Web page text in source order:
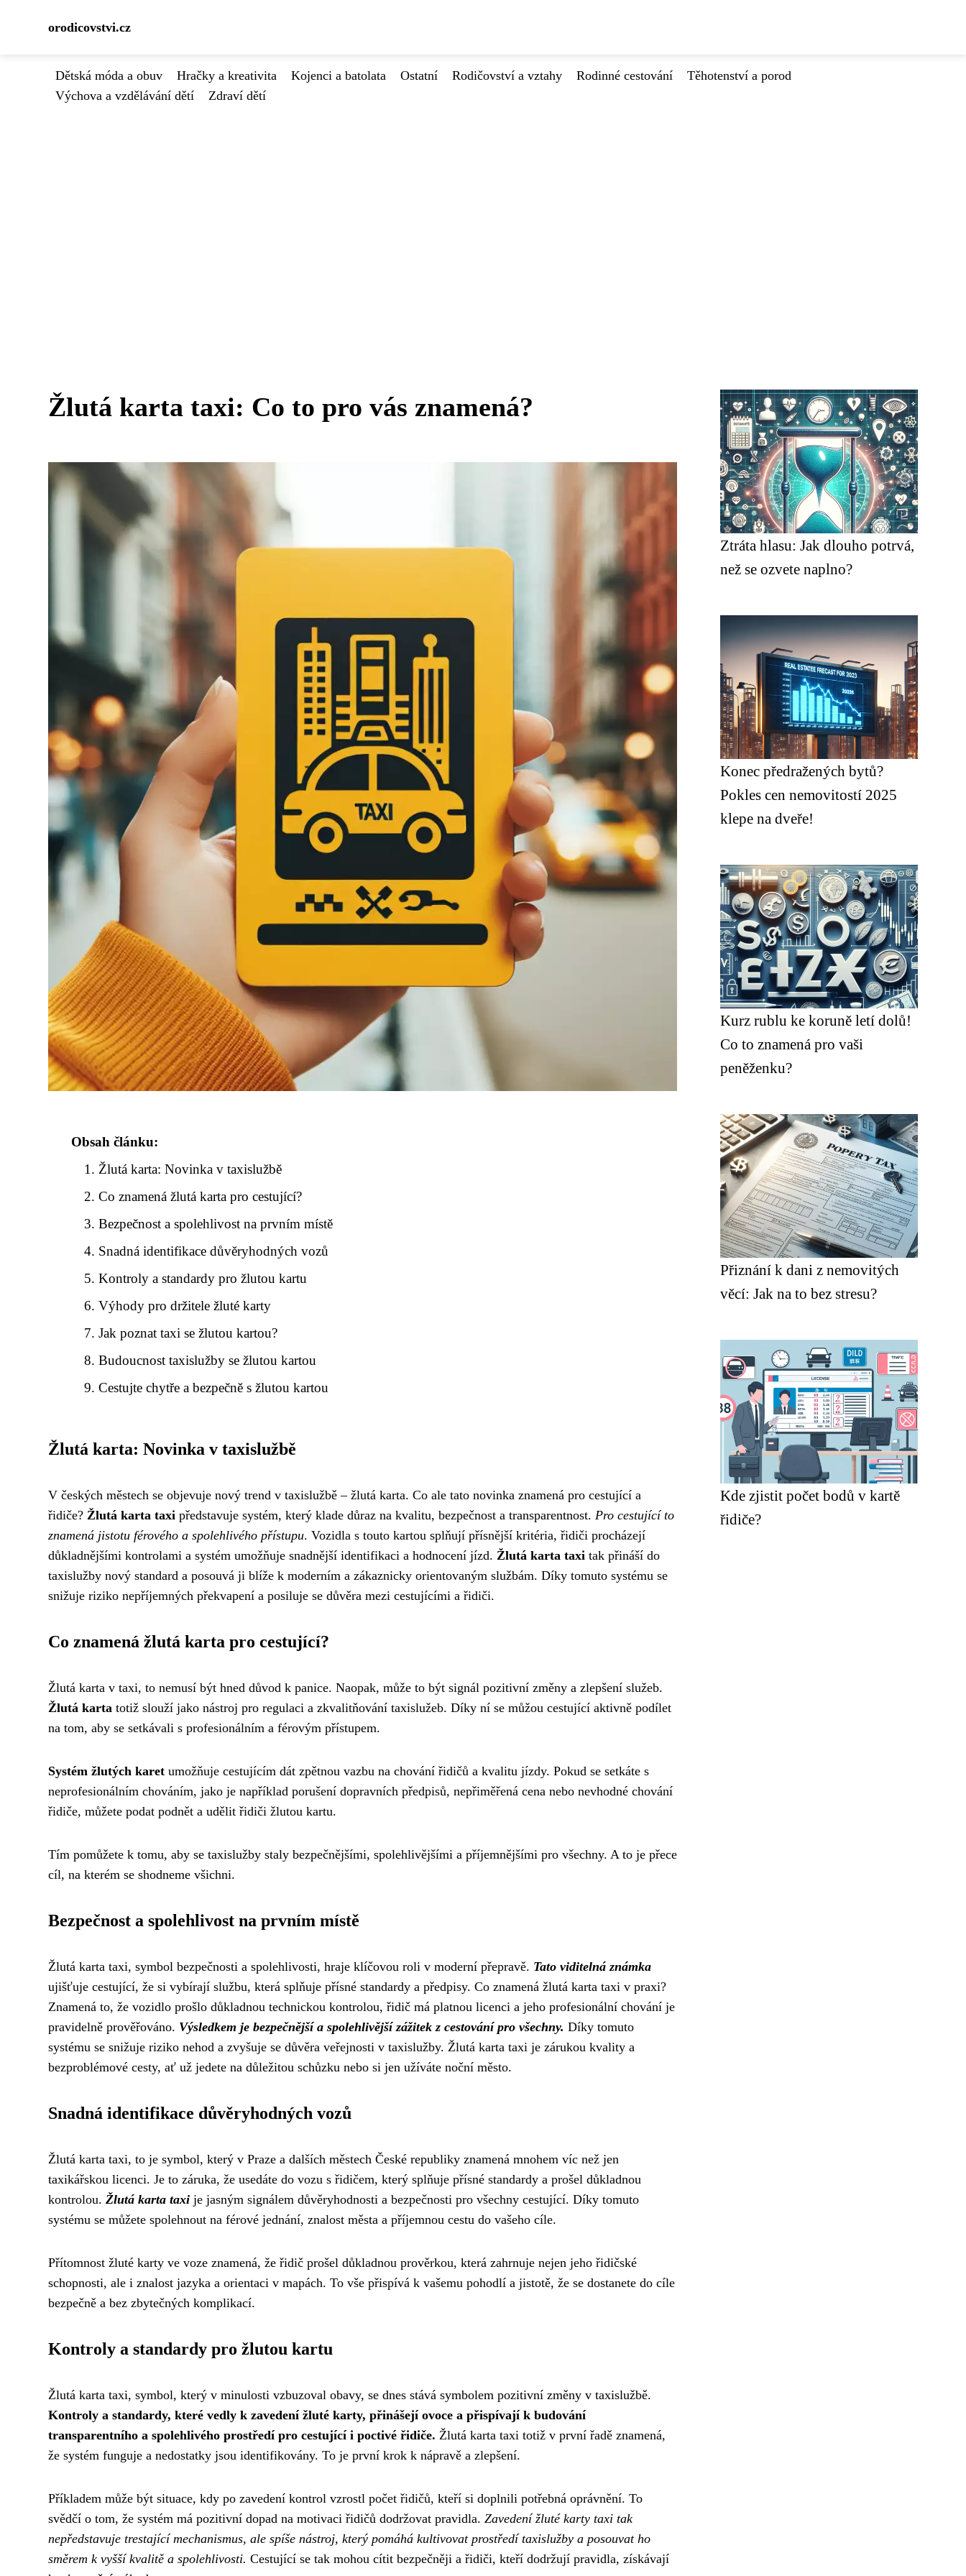
orodicovstvi.cz
Dětská móda a obuv Hračky a kreativita Kojenci a batolata Ostatní Rodičovství a vztahy Rodinné cestování
Těhotenství a porod
Výchova a vzdělávání dětí
Zdraví dětí
Žlutá karta taxi: Co to pro vás znamená?
Obsah článku:
Žlutá karta: Novinka v taxislužbě
Co znamená žlutá karta pro cestující?
Bezpečnost a spolehlivost na prvním místě
Snadná identifikace důvěryhodných vozů
Kontroly a standardy pro žlutou kartu
Výhody pro držitele žluté karty
Jak poznat taxi se žlutou kartou?
Budoucnost taxislužby se žlutou kartou
Cestujte chytře a bezpečně s žlutou kartou
Žlutá karta: Novinka v taxislužbě
V českých městech se objevuje nový trend v taxislužbě – žlutá karta. Co ale tato novinka znamená pro cestující a
řidiče? Žlutá karta taxi představuje systém, který klade důraz na kvalitu, bezpečnost a transparentnost. Pro cestující to
znamená jistotu férového a spolehlivého přístupu. Vozidla s touto kartou splňují přísnější kritéria, řidiči procházejí
důkladnějšími kontrolami a systém umožňuje snadnější identifikaci a hodnocení jízd. Žlutá karta taxi tak přináší do
taxislužby nový standard a posouvá ji blíže k moderním a zákaznicky orientovaným službám. Díky tomuto systému se
snižuje riziko nepříjemných překvapení a posiluje se důvěra mezi cestujícími a řidiči.
Co znamená žlutá karta pro cestující?
Žlutá karta v taxi, to nemusí být hned důvod k panice. Naopak, může to být signál pozitivní změny a zlepšení služeb.
Žlutá karta totiž slouží jako nástroj pro regulaci a zkvalitňování taxislužeb. Díky ní se můžou cestující aktivně podílet
na tom, aby se setkávali s profesionálním a férovým přístupem.
Systém žlutých karet umožňuje cestujícím dát zpětnou vazbu na chování řidičů a kvalitu jízdy. Pokud se setkáte s
neprofesionálním chováním, jako je například porušení dopravních předpisů, nepřiměřená cena nebo nevhodné chování
řidiče, můžete podat podnět a udělit řidiči žlutou kartu.
Tím pomůžete k tomu, aby se taxislužby staly bezpečnějšími, spolehlivějšími a příjemnějšími pro všechny. A to je přece
cíl, na kterém se shodneme všichni.
Bezpečnost a spolehlivost na prvním místě
Žlutá karta taxi, symbol bezpečnosti a spolehlivosti, hraje klíčovou roli v moderní přepravě. Tato viditelná známka
ujišťuje cestující, že si vybírají službu, která splňuje přísné standardy a předpisy. Co znamená žlutá karta taxi v praxi?
Znamená to, že vozidlo prošlo důkladnou technickou kontrolou, řidič má platnou licenci a jeho profesionální chování je
pravidelně prověřováno. Výsledkem je bezpečnější a spolehlivější zážitek z cestování pro všechny. Díky tomuto
systému se snižuje riziko nehod a zvyšuje se důvěra veřejnosti v taxislužby. Žlutá karta taxi je zárukou kvality a
bezproblémové cesty, ať už jedete na důležitou schůzku nebo si jen užíváte noční město.
Snadná identifikace důvěryhodných vozů
Žlutá karta taxi, to je symbol, který v Praze a dalších městech České republiky znamená mnohem víc než jen
taxikářskou licenci. Je to záruka, že usedáte do vozu s řidičem, který splňuje přísné standardy a prošel důkladnou
kontrolou. Žlutá karta taxi je jasným signálem důvěryhodnosti a bezpečnosti pro všechny cestující. Díky tomuto
systému se můžete spolehnout na férové jednání, znalost města a příjemnou cestu do vašeho cíle.
Přítomnost žluté karty ve voze znamená, že řidič prošel důkladnou prověrkou, která zahrnuje nejen jeho řidičské
schopnosti, ale i znalost jazyka a orientaci v mapách. To vše přispívá k vašemu pohodlí a jistotě, že se dostanete do cíle
bezpečně a bez zbytečných komplikací.
Kontroly a standardy pro žlutou kartu
Žlutá karta taxi, symbol, který v minulosti vzbuzoval obavy, se dnes stává symbolem pozitivní změny v taxislužbě.
Kontroly a standardy, které vedly k zavedení žluté karty, přinášejí ovoce a přispívají k budování
transparentního a spolehlivého prostředí pro cestující i poctivé řidiče. Žlutá karta taxi totiž v první řadě znamená,
že systém funguje a nedostatky jsou identifikovány. To je první krok k nápravě a zlepšení.
Příkladem může být situace, kdy po zavedení kontrol vzrostl počet řidičů, kteří si doplnili potřebná oprávnění. To
svědčí o tom, že systém má pozitivní dopad na motivaci řidičů dodržovat pravidla. Zavedení žluté karty taxi tak
nepředstavuje trestající mechanismus, ale spíše nástroj, který pomáhá kultivovat prostředí taxislužby a posouvat ho
směrem k vyšší kvalitě a spolehlivosti. Cestující se tak mohou cítit bezpečněji a řidiči, kteří dodržují pravidla, získávají
Ztráta hlasu: Jak dlouho potrvá,
než se ozvete naplno?
Konec předražených bytů?
Pokles cen nemovitostí 2025
klepe na dveře!
Kurz rublu ke koruně letí dolů!
Co to znamená pro vaši
peněženku?
Přiznání k dani z nemovitých
věcí: Jak na to bez stresu?
Kde zjistit počet bodů v kartě
řidiče?